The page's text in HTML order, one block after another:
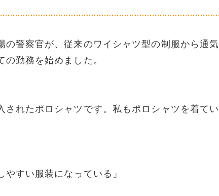
警察官が、従来のワイシャツ型の制服から通気
勤務を始めました。
されたポロシャツです。私もポロシャツを着てい
やすい服装になっている」